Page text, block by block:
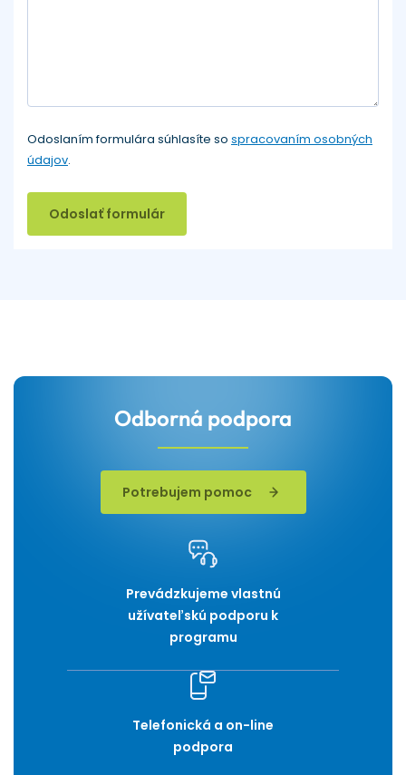
Odoslaním formulára súhlasíte so spracovaním osobných
údajov.
Odoslať formulár
Odborná podpora
Potrebujem pomoc
Prevádzkujeme vlastnú
užívateľskú podporu k
programu
Telefonická a on-line
podpora